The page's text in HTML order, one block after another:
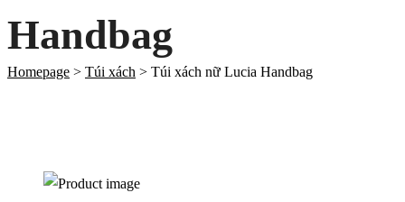
Handbag
Homepage > Túi xách > Túi xách nữ Lucia Handbag